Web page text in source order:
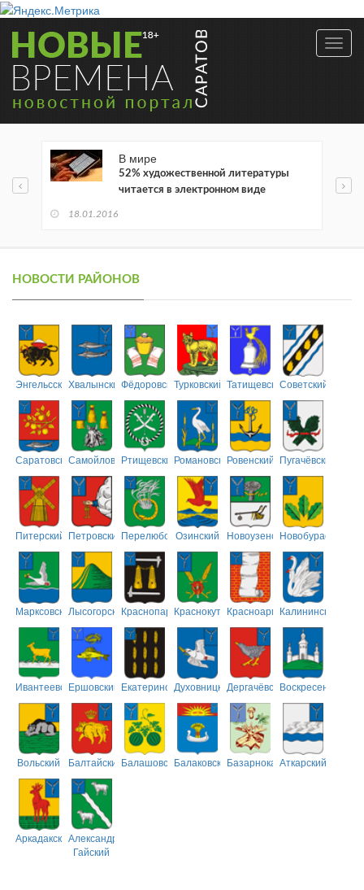
В мире
52% художественной литературы
читается в электронном виде
18.01.2016
НОВОСТИ РАЙОНОВ
ЭнгельсскийХвалынскийФёдоровскийТурковский ТатищевскийСоветский
СаратовскийСамойловскийРтищевскийРомановскийРовенский Пугачёвский
Питерский ПетровскийПерелюбскийОзинский НовоузенскийНовобурасский
МарксовскийЛысогорскийКраснопартизанский
КраснокутскийКрасноармейский
Калининский
ИвантеевскийЕршовский ЕкатериновскийДуховницкийДергачёвскийВоскресенский
Вольский БалтайскийБалашовскийБалаковскийБазарнокарабулакский
Аткарский
АркадакскийАлександрово-
Гайский